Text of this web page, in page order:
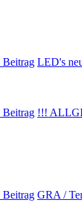
LED's
!!!
GRA /